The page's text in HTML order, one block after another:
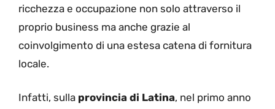
ricchezza e occupazione non solo attraverso il
proprio business ma anche grazie al
coinvolgimento di una estesa catena di fornitura
locale.
Infatti, sulla provincia di Latina, nel primo anno